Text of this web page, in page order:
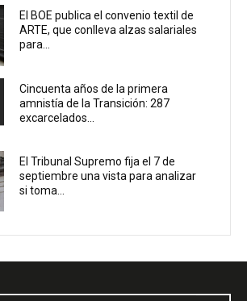
El BOE publica el convenio textil de
ARTE, que conlleva alzas salariales
para...
Cincuenta años de la primera
amnistía de la Transición: 287
excarcelados...
El Tribunal Supremo fija el 7 de
septiembre una vista para analizar
si toma...